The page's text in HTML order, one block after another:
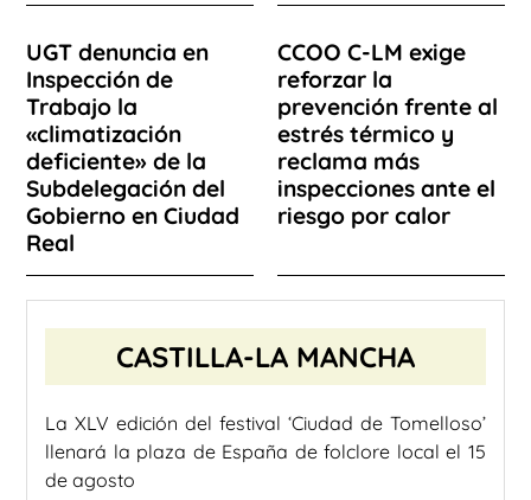
UGT denuncia en
Inspección de
Trabajo la
«climatización
deficiente» de la
Subdelegación del
Gobierno en Ciudad
Real
CCOO C-LM exige
reforzar la
prevención frente al
estrés térmico y
reclama más
inspecciones ante el
riesgo por calor
CASTILLA-LA MANCHA
La XLV edición del festival ‘Ciudad de Tomelloso’
llenará la plaza de España de folclore local el 15
de agosto